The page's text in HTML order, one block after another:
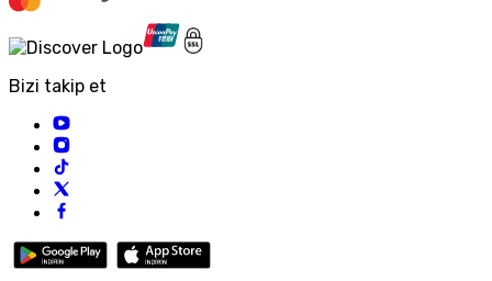
Bizi takip et